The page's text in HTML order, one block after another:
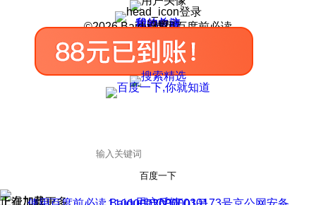
登录
我的关注
我的收藏
皮肤中心
用户反馈
设置
©2026 Baidu 使用百度前必读
百度一下
正在加载
上滑加载更多 用户反馈